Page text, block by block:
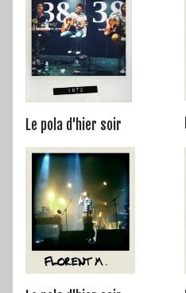
Le pola d'hier soir